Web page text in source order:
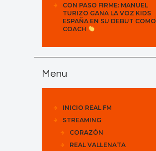
CON PASO FIRME: MANUEL
TURIZO GANA LA VOZ KIDS
ESPAÑA EN SU DEBUT COMO
COACH
Menu
INICIO REAL FM
STREAMING
CORAZÓN
REAL VALLENATA